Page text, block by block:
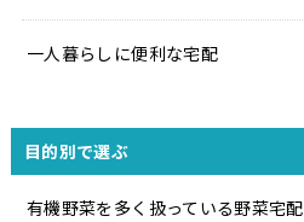
一人暮らしに便利な宅配
目的別で選ぶ
有機野菜を多く扱っている野菜宅配